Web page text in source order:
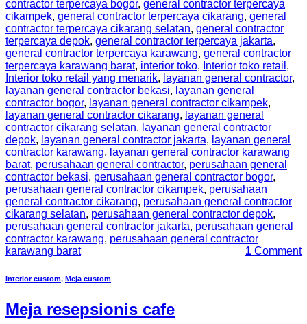
contractor terpercaya bogor, general contractor terpercaya
cikampek, general contractor terpercaya cikarang, general
contractor terpercaya cikarang selatan, general contractor
terpercaya depok, general contractor terpercaya jakarta,
general contractor terpercaya karawang, general contractor
terpercaya karawang barat, interior toko, Interior toko retail ,
Interior toko retail yang menarik, layanan general contractor,
layanan general contractor bekasi, layanan general
contractor bogor, layanan general contractor cikampek,
layanan general contractor cikarang, layanan general
contractor cikarang selatan, layanan general contractor
depok, layanan general contractor jakarta, layanan general
contractor karawang, layanan general contractor karawang
barat, perusahaan general contractor, perusahaan general
contractor bekasi, perusahaan general contractor bogor,
perusahaan general contractor cikampek, perusahaan
general contractor cikarang, perusahaan general contractor
cikarang selatan, perusahaan general contractor depok,
perusahaan general contractor jakarta, perusahaan general
contractor karawang, perusahaan general contractor
karawang barat
1 Comment
Interior custom, Meja custom
Meja resepsionis cafe